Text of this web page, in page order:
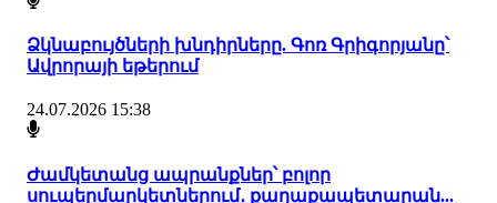
Ձկնաբույծների խնդիրները. Գոռ Գրիգորյանը՝
Ավրորայի եթերում
24.07.2026 15:38
Ժամկետանց ապրանքներ՝ բոլոր
սուպերմարկետներում․ քաղաքապետարան...